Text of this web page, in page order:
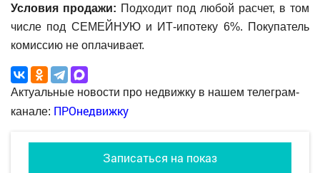
Условия продажи: Подходит под любой расчет, в том
числе под СЕМЕЙНУЮ и ИТ-ипотеку 6%. Покупатель
комиссию не оплачивает.
Актуальные новости про недвижку в нашем телеграм-
канале: ПРОнедвижку
Записаться на показ